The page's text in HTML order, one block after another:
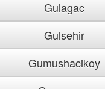
Gulagac
Gulsehir
Gumushacikoy